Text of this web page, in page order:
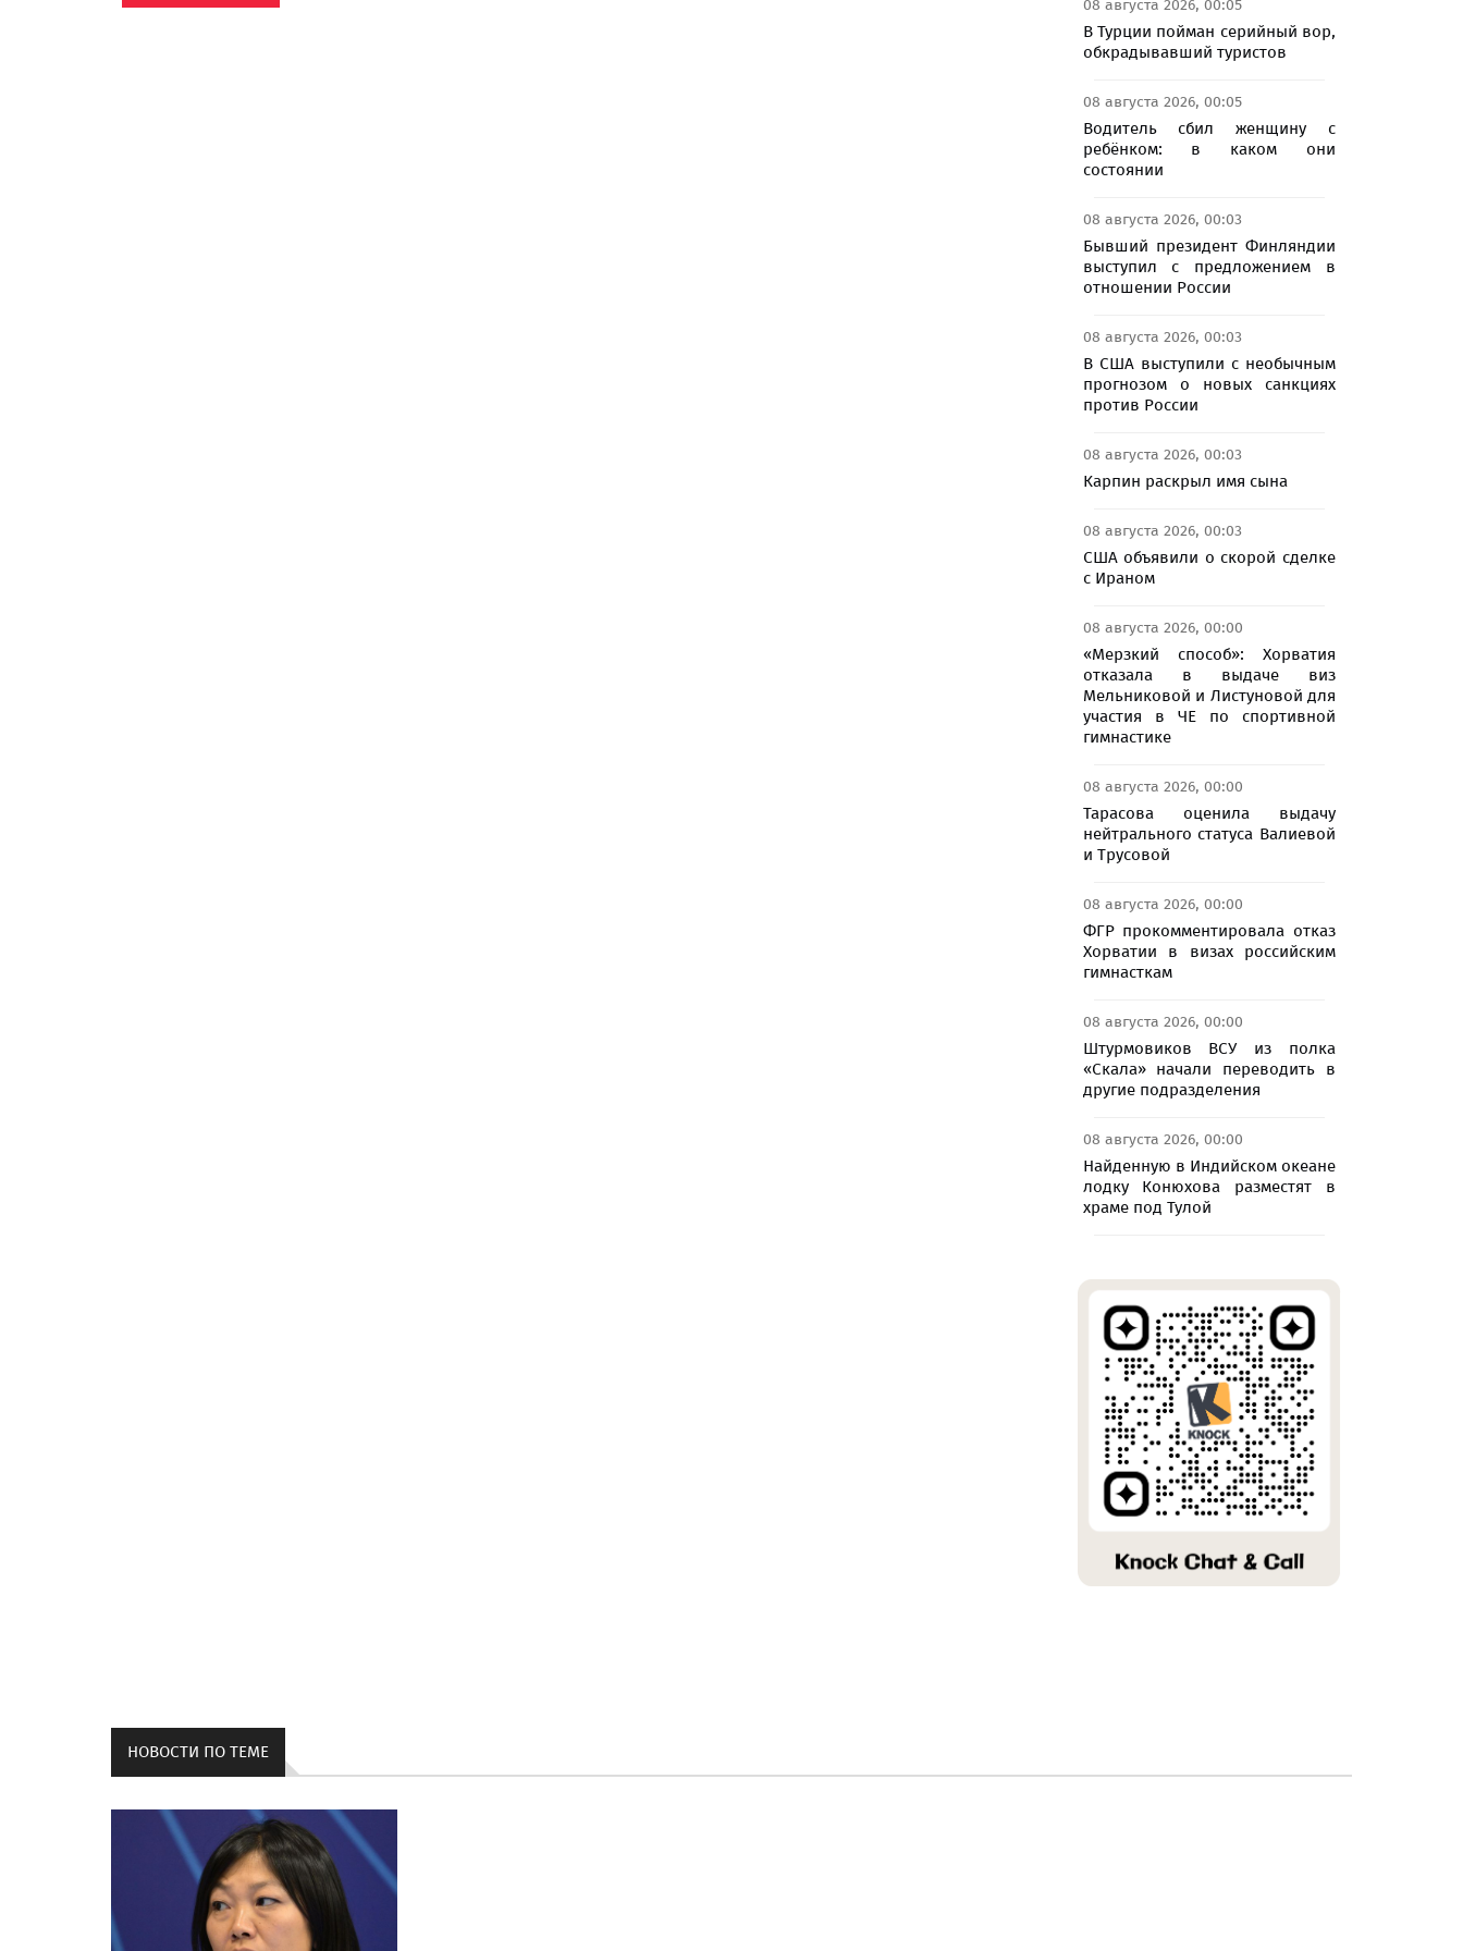
08 августа 2026, 00:05
В Турции пойман серийный вор,
обкрадывавший туристов
08 августа 2026, 00:05
Водитель сбил женщину с
ребёнком: в каком они
состоянии
08 августа 2026, 00:03
Бывший президент Финляндии
выступил с предложением в
отношении России
08 августа 2026, 00:03
В США выступили с необычным
прогнозом о новых санкциях
против России
08 августа 2026, 00:03
Карпин раскрыл имя сына
08 августа 2026, 00:03
США объявили о скорой сделке
с Ираном
08 августа 2026, 00:00
«Мерзкий способ»: Хорватия
отказала в выдаче виз
Мельниковой и Листуновой для
участия в ЧЕ по спортивной
гимнастике
08 августа 2026, 00:00
Тарасова оценила выдачу
нейтрального статуса Валиевой
и Трусовой
08 августа 2026, 00:00
ФГР прокомментировала отказ
Хорватии в визах российским
гимнасткам
08 августа 2026, 00:00
Штурмовиков ВСУ из полка
«Скала» начали переводить в
другие подразделения
08 августа 2026, 00:00
Найденную в Индийском океане
лодку Конюхова разместят в
храме под Тулой
НОВОСТИ ПО ТЕМЕ